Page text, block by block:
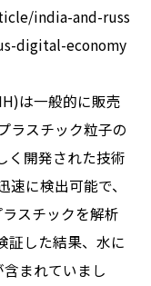
india-and-russ
digital-economy
は一般的に販売
ラスチック粒子の
く開発された技術
に検出可能で、
スチックを解析
証した結果、水に
まれていまし